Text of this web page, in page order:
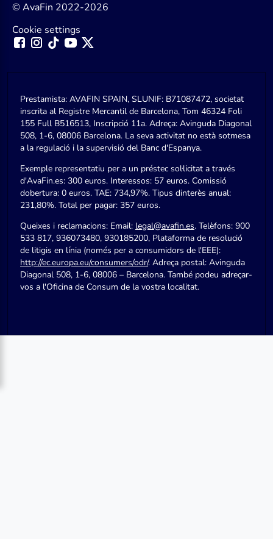
© AvaFin 2022-2026
Cookie settings
Prestamista: AVAFIN SPAIN, SLUNIF: B71087472, societat
inscrita al Registre Mercantil de Barcelona, Tom 46324 Foli
155 Full B516513, Inscripció 11a. Adreça: Avinguda Diagonal
508, 1-6, 08006 Barcelona. La seva activitat no està sotmesa
a la regulació i la supervisió del Banc d'Espanya.
Exemple representatiu per a un préstec sol·licitat a través
d'AvaFin.es: 300 euros. Interessos: 57 euros. Comissió
dobertura: 0 euros. TAE: 734,97%. Tipus dinterès anual:
231,80%. Total per pagar: 357 euros.
Queixes i reclamacions: Email: legal@avafin.es. Telèfons: 900
533 817, 936073480, 930185200, Plataforma de resolució
de litigis en línia (només per a consumidors de l'EEE):
http://ec.europa.eu/consumers/odr/. Adreça postal: Avinguda
Diagonal 508, 1-6, 08006 – Barcelona. També podeu adreçar-
vos a l'Oficina de Consum de la vostra localitat.